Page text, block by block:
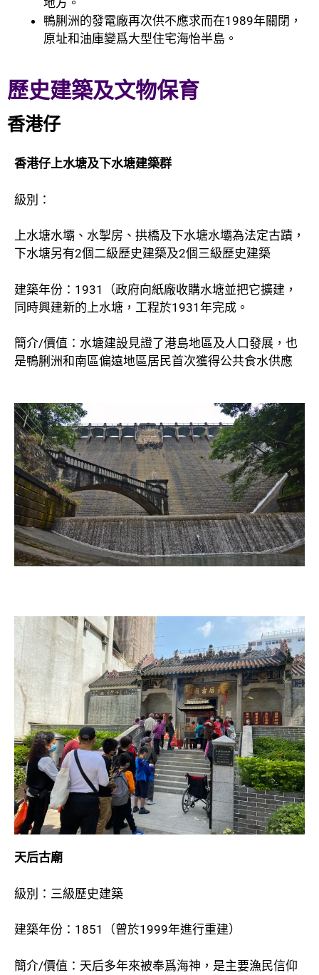
鴨脷洲的發電廠再次供不應求而在1989年關閉，
原址和油庫變爲大型住宅海怡半島。
歷史建築及文物保育
香港仔
香港仔上水塘及下水塘建築群
級別：
上水塘水壩、水掣房、拱橋及下水塘水壩為法定古蹟，
下水塘另有2個二級歷史建築及2個三級歷史建築
建築年份：1931（政府向紙廠收購水塘並把它擴建，
同時興建新的上水塘，工程於1931年完成。
簡介/價值：水塘建設見證了港島地區及人口發展，也
是鴨脷洲和南區偏遠地區居民首次獲得公共食水供應
天后古廟
級別：三級歷史建築
建築年份：1851（曾於1999年進行重建）
簡介/價值：天后多年來被奉爲海神，是主要漁民信仰